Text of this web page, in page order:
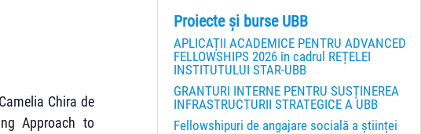
Chira de
Approach to
Proiecte și burse UBB
APLICAȚII ACADEMICE PENTRU ADVANCED
FELLOWSHIPS 2026 în cadrul REȚELEI
INSTITUTULUI STAR-UBB
GRANTURI INTERNE PENTRU SUSȚINEREA
INFRASTRUCTURII STRATEGICE A UBB
Fellowshipuri de angajare socială a științei